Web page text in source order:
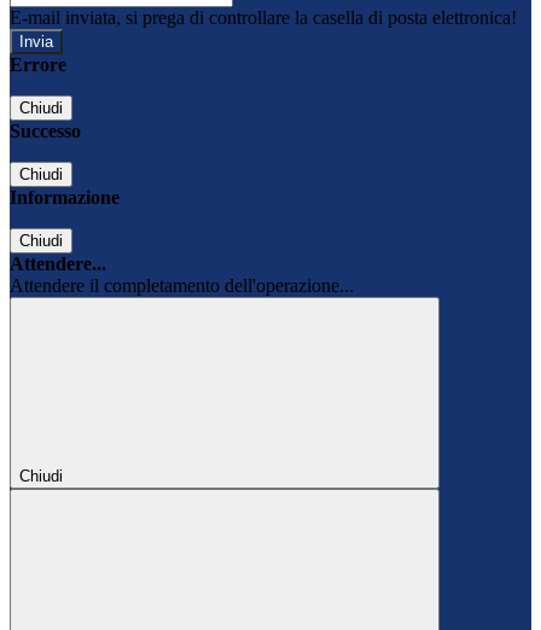
E-mail inviata, si prega di controllare la casella di posta elettronica!
Errore
Chiudi
Successo
Chiudi
Informazione
Chiudi
Attendere...
Attendere il completamento dell'operazione...
Chiudi